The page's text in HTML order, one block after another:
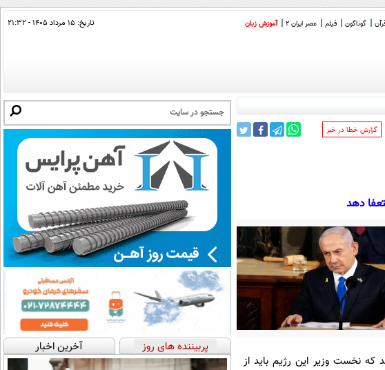
گوناگون فیلم عصر ایران 2 آموزش زبان تاریخ: ۱۵ مرداد ۱۴۰۵ - ۲۱:۳۲
‌گزارش خطا در خبر
از صهیونیست‌ها معتقدند که نخست وزیر این رژیم باید از
پربیننده های روز آخرین اخبار